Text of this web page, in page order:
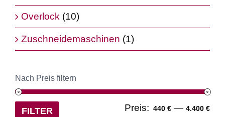
Overlock (10)
Zuschneidemaschinen (1)
Nach Preis filtern
FILTER Preis: 440 € — 4.400 €